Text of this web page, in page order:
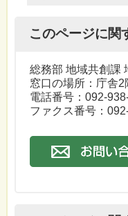
このページに関
総務部 地域共創課
窓口の場所：庁舎2
電話番号： 092-
ファクス番号：